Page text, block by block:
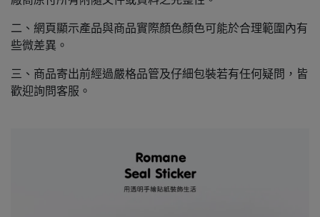
二、網頁顯示產品與商品實際顏色顏色可能於合理範圍內有
些微差異。
三、商品寄出前經過嚴格品管及仔細包裝若有任何疑問，皆
歡迎詢問客服。